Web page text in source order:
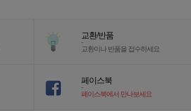
교환/반품
-
교환이나 반품을 접수하세요
페이스북
-
페이스북에서 만나보세요